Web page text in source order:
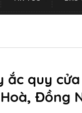
ắc quy
Đồng